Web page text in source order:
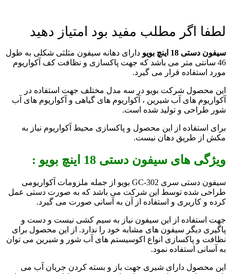
لطفا اگر مطلب مفید بود امتیاز دهید
سیفون دستی 18 اینچ بویو
دارای دهانه سیفون مثلثی شکلی به طول
46 سانتی متر می باشد که جهت پاکسازی و نظافت کف آکواریوم
مورد استفاده قرار می گیرد.
این محصول شرکت بویو در سه مدل مختلف جهت استفاده در
آکواریوم های آب شیرین ، آکواریوم های گیاهی و آکواریوم های آب
شور طراحی و تولید شده است.
برای استفاده از این محصول و پاکسازی محیط آکواریوم نیاز به
مکش از طریق دهان نیست.
ویژگی های سیفون دستی 18 اینچ بویو :
سیفون دستی سری GC-302 بویو از جمله ملزومات آکواریومی
طراحی شده توسط این شرکت می باشد که به صورت دستی عمل
کرده و کاربری و استفاده از آن به آسانی صورت می گیرد.
جهت استفاده از این سیفون نیاز به سیم کشی نیست و دست و
پاگیری دیگر سیفون های مشابه خود را ندارد. از این محصول برای
نظافت و پاکسازی انواع اکوسیستم های آب شور و شیرین می توان
به آسانی استفاده نمود.
این محصول دارای شیری جهت باز و بسته کردن جریان آب می